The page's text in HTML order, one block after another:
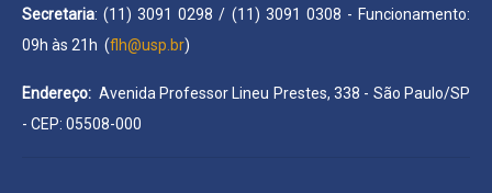
Secretaria: (11) 3091 0298 / (11) 3091 0308 - Funcionamento:
09h às 21h (flh@usp.br)
Endereço: Avenida Professor Lineu Prestes, 338 - São Paulo/SP
- CEP: 05508-000